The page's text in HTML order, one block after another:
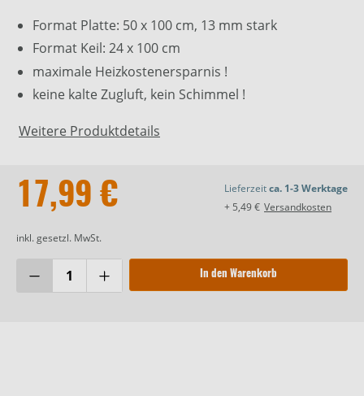
Format Platte: 50 x 100 cm, 13 mm stark
Format Keil: 24 x 100 cm
maximale Heizkostenersparnis !
keine kalte Zugluft, kein Schimmel !
Weitere Produktdetails
17,99 €
inkl. gesetzl. MwSt.
Lieferzeitca. 1-3 Werktage
+ 5,49 € Versandkosten
In den Warenkorb